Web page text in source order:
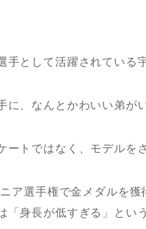
手として活躍されている
に、なんとかわいい弟が
ートではなく、モデルを
ア選手権で金メダルを
「身長が低すぎる」とい